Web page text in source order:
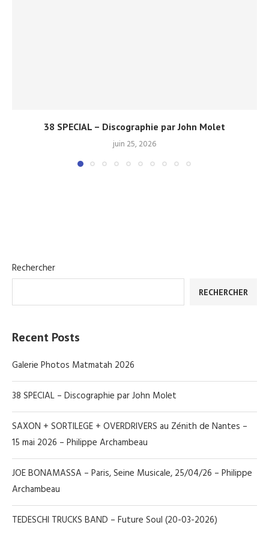
38 SPECIAL – Discographie par John Molet
juin 25, 2026
Rechercher
RECHERCHER
Recent Posts
Galerie Photos Matmatah 2026
38 SPECIAL – Discographie par John Molet
SAXON + SORTILEGE + OVERDRIVERS au Zénith de Nantes –
15 mai 2026 – Philippe Archambeau
JOE BONAMASSA – Paris, Seine Musicale, 25/04/26 – Philippe
Archambeau
TEDESCHI TRUCKS BAND – Future Soul (20-03-2026)